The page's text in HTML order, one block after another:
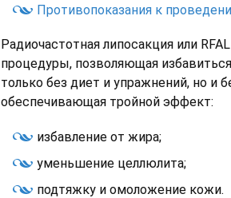
Противопоказания к
Радиочастотная липосакция или
процедуры, позволяющая
только без диет и упражнений, но и
обеспечивающая тройной эффект:
избавление от жира;
уменьшение целлюлита;
подтяжку и омоложение кожи.